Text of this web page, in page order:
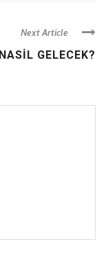
Next Article
GELECEK?